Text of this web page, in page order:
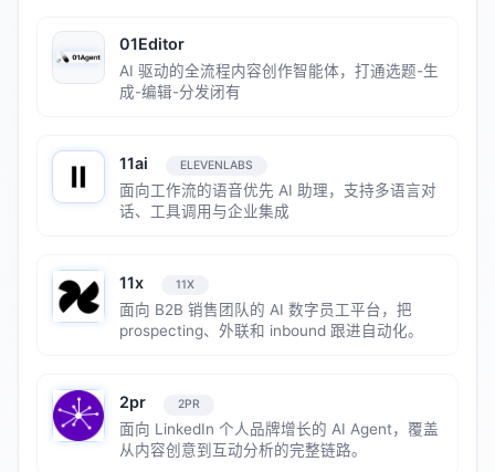
01Editor
AI 驱动的全流程内容创作智能体，打通选题-生
成-编辑-分发闭有
11ai ELEVENLABS
面向工作流的语音优先 AI 助理，支持多语言对
话、工具调用与企业集成
11x 11X
面向 B2B 销售团队的 AI 数字员工平台，把
prospecting、外联和 inbound 跟进自动化。
2pr 2PR
面向 LinkedIn 个人品牌增长的 AI Agent，覆盖
从内容创意到互动分析的完整链路。